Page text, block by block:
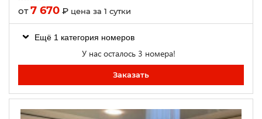
от7 670 ₽ цена за 1 сутки
Ещё 1 категория номеров
У нас осталось 3 номера!
Заказать